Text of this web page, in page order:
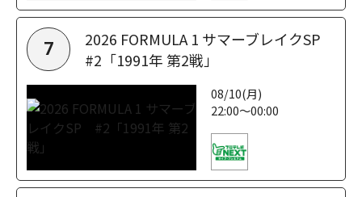
7
2026 FORMULA 1 サマーブレイクSP
#2「1991年 第2戦」
08/10(月)
22:00～00:00